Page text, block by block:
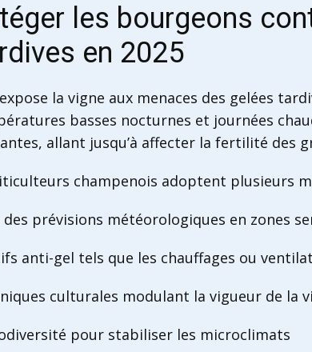
les bourgeons
en 2025
la vigne aux menaces des gelées
basses nocturnes et journées
allant jusqu’à affecter la fertilité des
champenois adoptent plusieurs
prévisions météorologiques en zones
anti-gel tels que les chauffages ou
culturales modulant la vigueur de la
pour stabiliser les microclimats